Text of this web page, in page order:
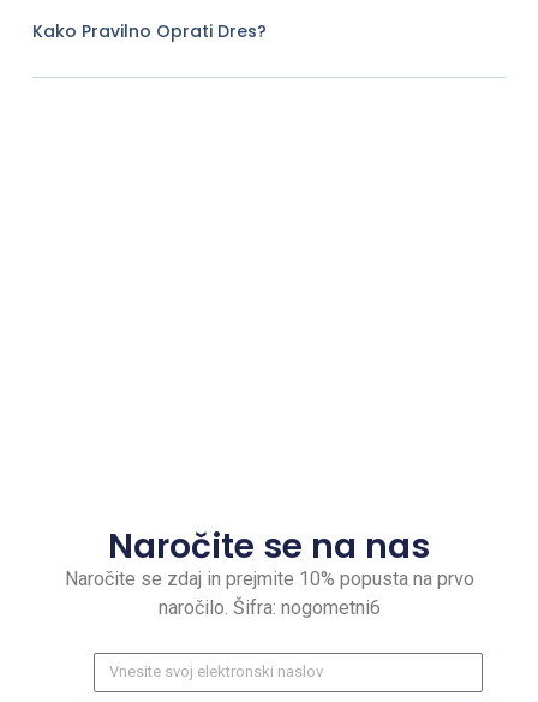
Kako Pravilno Oprati Dres?
Naročite se na nas
Naročite se zdaj in prejmite 10% popusta na prvo
naročilo. Šifra: nogometni6